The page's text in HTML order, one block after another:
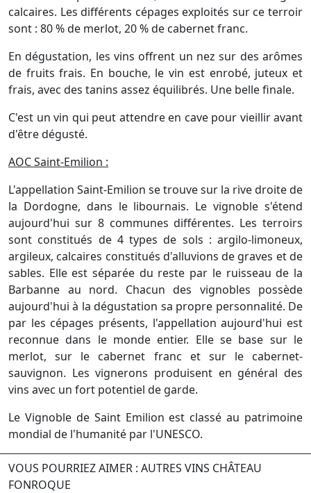
calcaires. Les différents cépages exploités sur ce terroir
sont : 80 % de merlot, 20 % de cabernet franc.
En dégustation, les vins offrent un nez sur des arômes
de fruits frais. En bouche, le vin est enrobé, juteux et
frais, avec des tanins assez équilibrés. Une belle finale.
C'est un vin qui peut attendre en cave pour vieillir avant
d'être dégusté.
AOC Saint-Emilion :
L'appellation Saint-Emilion se trouve sur la rive droite de
la Dordogne, dans le libournais. Le vignoble s'étend
aujourd'hui sur 8 communes différentes. Les terroirs
sont constitués de 4 types de sols : argilo-limoneux,
argileux, calcaires constitués d'alluvions de graves et de
sables. Elle est séparée du reste par le ruisseau de la
Barbanne au nord. Chacun des vignobles possède
aujourd'hui à la dégustation sa propre personnalité. De
par les cépages présents, l'appellation aujourd'hui est
reconnue dans le monde entier. Elle se base sur le
merlot, sur le cabernet franc et sur le cabernet-
sauvignon. Les vignerons produisent en général des
vins avec un fort potentiel de garde.
Le Vignoble de Saint Emilion est classé au patrimoine
mondial de l'humanité par l'UNESCO.
VOUS POURRIEZ AIMER : AUTRES VINS CHÂTEAU
FONROQUE